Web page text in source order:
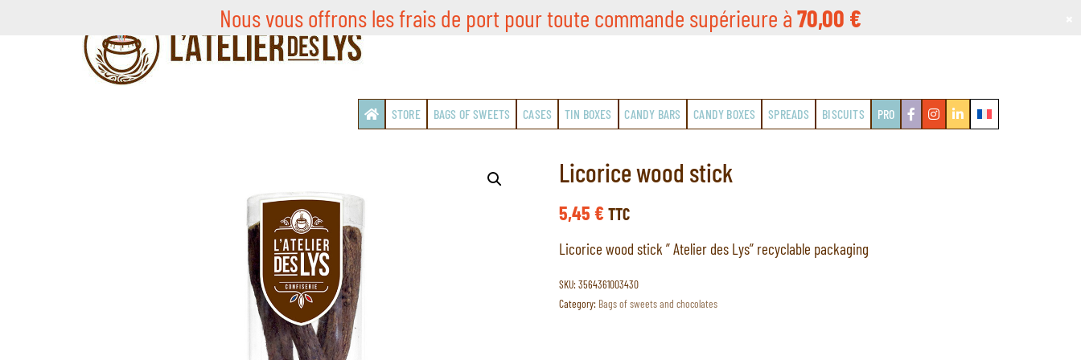
STORE BAGS OF SWEETS CASES TIN BOXES CANDY BARS CANDY BOXES SPREADS BISCUITS PRO
Licorice wood stick
5,45 € TTC
Licorice wood stick ” Atelier des Lys” recyclable packaging
SKU: 3564361003430
Category: Bags of sweets and chocolates
Nous vous offrons les frais de port pour toute commande supérieure à70,00 €